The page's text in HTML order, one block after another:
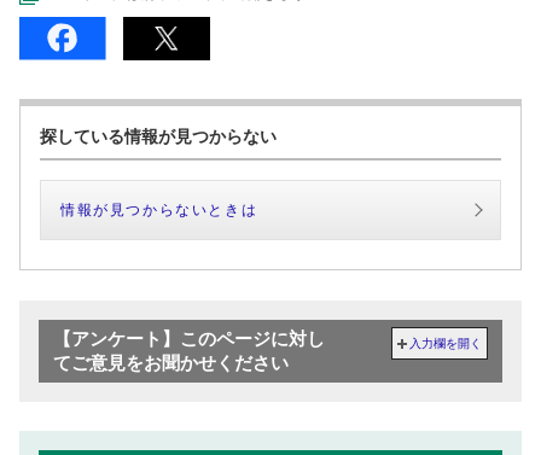
探している情報が見つからない
情報が見つからないときは
【アンケート】このページに対し
てご意見をお聞かせください
入力欄を開く